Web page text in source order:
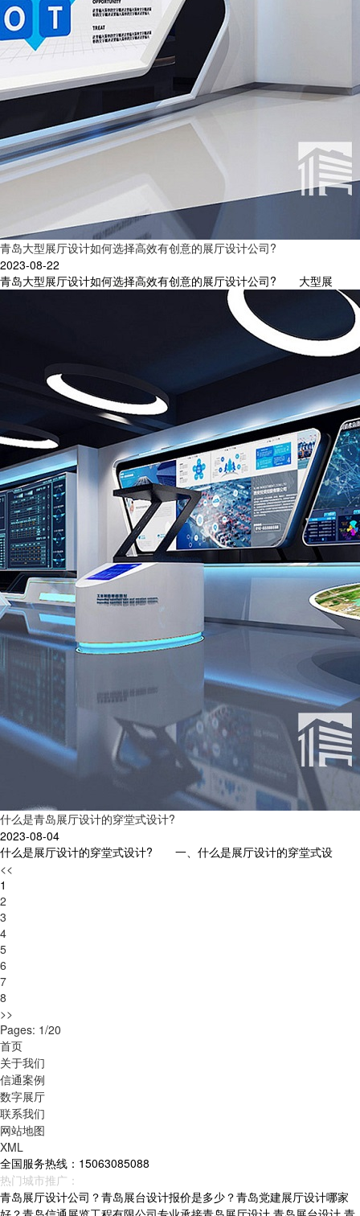
青岛大型展厅设计如何选择高效有创意的展厅设计公司?
2023-08-22
青岛大型展厅设计如何选择高效有创意的展厅设计公司? 大型展
什么是青岛展厅设计的穿堂式设计?
2023-08-04
什么是展厅设计的穿堂式设计? 一、什么是展厅设计的穿堂式设
<<
1
2
3
4
5
6
7
8
>>
Pages: 1/20
首页
关于我们
信通案例
数字展厅
联系我们
网站地图
XML
全国服务热线：15063085088
热门城市推广：
青岛展厅设计公司？青岛展台设计报价是多少？青岛党建展厅设计哪家